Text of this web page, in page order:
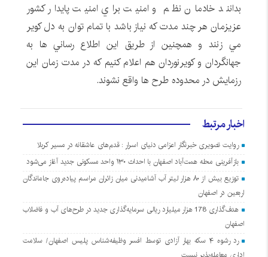
بدانند خادمان نظم و امنيت براي امنيت پايدار کشور
عزيزمان هر چند مدت که نياز باشد با تمام توان به دل کوير
مي زنند و همچنين از طريق اين اطلاع رساني ها به
جهانگردان و کويرنوردان هم اعلام کنيم که در مدت زمان اين
رزمايش در محدوده طرح ها واقع نشوند.
اخبار مرتبط
روایت تصویری خبرنگار اعزامی دنیای اسرار : قدم‌های عاشقانه در مسیر کربلا
بازآفرینی محله همت‌آباد اصفهان با احداث ۱۳۰ واحد مسکونی جدید آغاز می‌شود
توزیع بیش از ۸۰ هزار لیتر آب آشامیدنی میان زائران مراسم پیاده‌روی جاماندگان
اربعین در اصفهان
هدف‌گذاری 178 هزار میلیارد ریالی سرمایه‌گذاری جدید در طرح‌های آب و فاضلاب
اصفهان
رد رشوه ۴ سکه بهار آزادی توسط افسر وظیفه‌شناس پلیس اصفهان/ سلامت